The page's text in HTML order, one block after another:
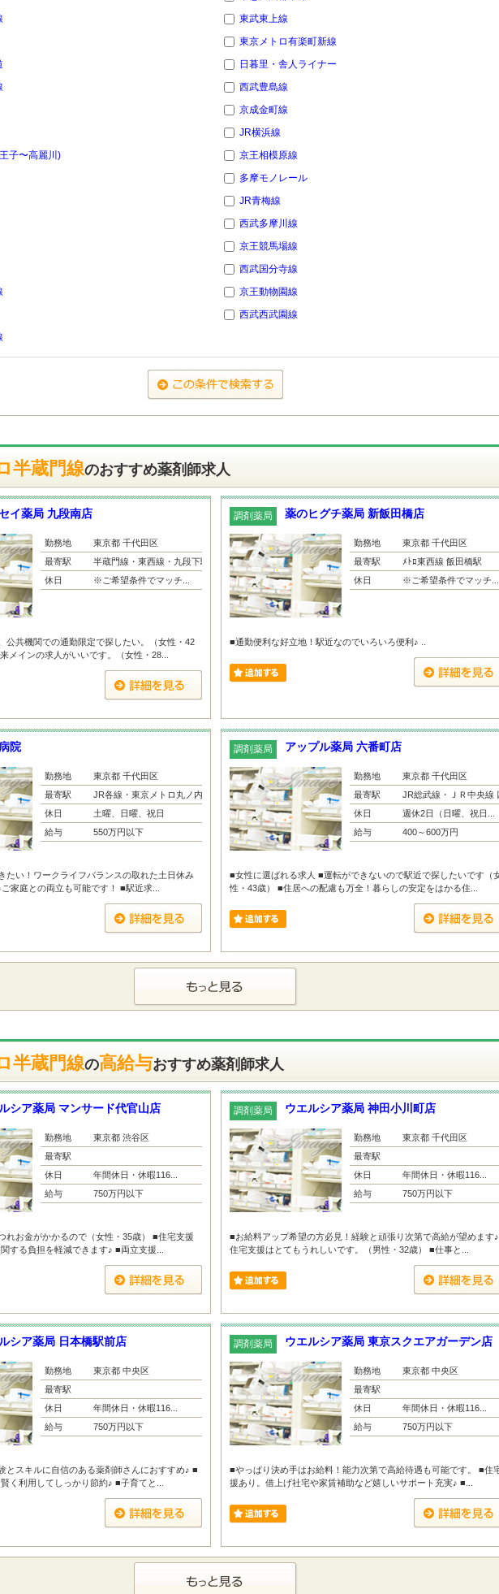
東武東上線
東京メトロ有楽町新線
日暮里・舎人ライナー
西武豊島線
京成金町線
JR横浜線
子〜高麗川)
京王相模原線
多摩モノレール
JR青梅線
西武多摩川線
京王競馬場線
西武国分寺線
京王動物園線
西武西武園線
半蔵門線のおすすめ薬剤師求人
イ薬局 九段南店
勤務地
東京都 千代田区
最寄駅
半蔵門線・東西線・九段下駅
休日
※ご希望条件でマッチ...
公共機関での通勤限定で探したい。（女性・42
メインの求人がいいです。（女性・28...
調剤薬局 薬のヒグチ薬局 新飯田橋店
勤務地
東京都 千代田区
最寄駅
ﾒﾄﾛ東西線 飯田橋駅
休日
※ご希望条件でマッチ...
■通勤便利な好立地！駅近なのでいろいろ便利♪ ..
院
勤務地
東京都 千代田区
最寄駅
JR各線・東京メトロ丸ノ内線...
休日
土曜、日曜、祝日
給与
550万円以下
たい！ワークライフバランスの取れた土日休み
家庭との両立も可能です！ ■駅近求...
調剤薬局 アップル薬局 六番町店
勤務地
東京都 千代田区
最寄駅
JR総武線・ＪＲ中央線
休日
週休2日（日曜、祝日...
給与
400～600万円
■女性に選ばれる求人 ■運転ができないので駅近で探したいです（
性・43歳） ■住居への配慮も万全！暮らしの安定をはかる住...
半蔵門線の高給与おすすめ薬剤師求人
シア薬局 マンサード代官山店
勤務地
東京都 渋谷区
最寄駅
休日
年間休日・休暇116...
給与
750万円以下
れお金がかかるので（女性・35歳） ■住宅支援
する負担を軽減できます♪ ■両立支援...
調剤薬局 ウエルシア薬局 神田小川町店
勤務地
東京都 千代田区
最寄駅
休日
年間休日・休暇116...
給与
750万円以下
■お給料アップ希望の方必見！経験と頑張り次第で高給が望めます
住宅支援はとてもうれしいです。（男性・32歳） ■仕事と...
シア薬局 日本橋駅前店
勤務地
東京都 中央区
最寄駅
休日
年間休日・休暇116...
給与
750万円以下
とスキルに自信のある薬剤師さんにおすすめ♪ ■
く利用してしっかり節約♪ ■子育てと...
調剤薬局 ウエルシア薬局 東京スクエアガーデン店
勤務地
東京都 中央区
最寄駅
休日
年間休日・休暇116...
給与
750万円以下
■やっぱり決め手はお給料！能力次第で高給待遇も可能です。 ■住
援あり。借上げ社宅や家賃補助など嬉しいサポート充実♪ ■...